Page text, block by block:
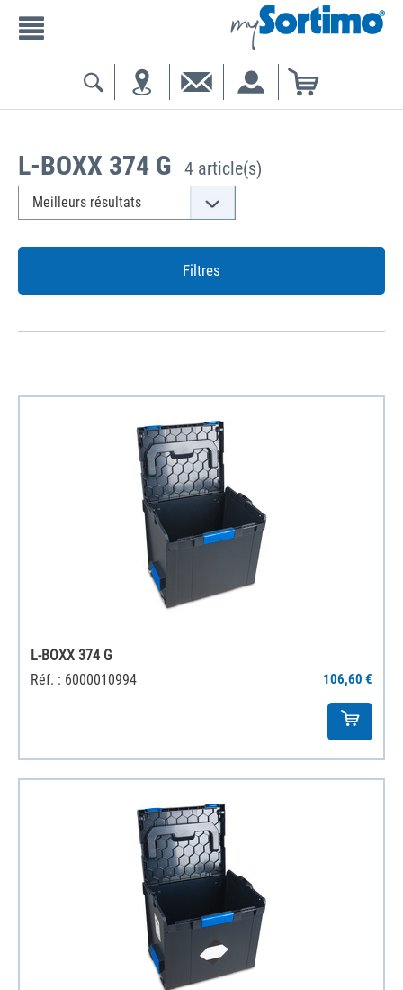
L-BOXX 374 G 4 article(s)
Filtres
L-BOXX 374 G
Réf. : 6000010994
106,60 €